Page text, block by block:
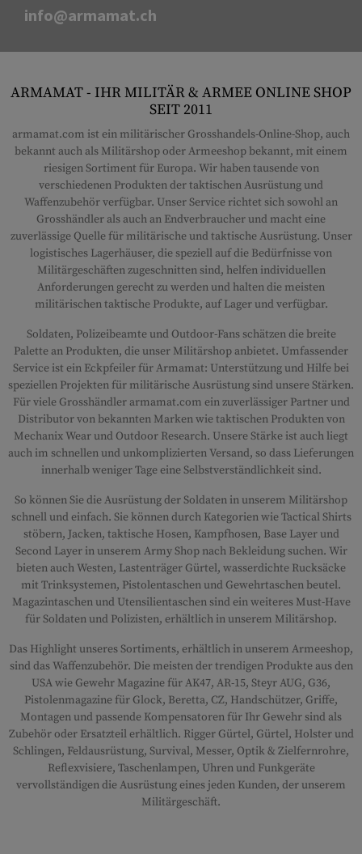
info@armamat.ch
ARMAMAT - IHR MILITÄR & ARMEE ONLINE SHOP
SEIT 2011
armamat.com ist ein militärischer Grosshandels-Online-Shop, auch
bekannt auch als Militärshop oder Armeeshop bekannt, mit einem
riesigen Sortiment für Europa. Wir haben tausende von
verschiedenen Produkten der taktischen Ausrüstung und
Waffenzubehör verfügbar. Unser Service richtet sich sowohl an
Grosshändler als auch an Endverbraucher und macht eine
zuverlässige Quelle für militärische und taktische Ausrüstung. Unser
logistisches Lagerhäuser, die speziell auf die Bedürfnisse von
Militärgeschäften zugeschnitten sind, helfen individuellen
Anforderungen gerecht zu werden und halten die meisten
militärischen taktische Produkte, auf Lager und verfügbar.
Soldaten, Polizeibeamte und Outdoor-Fans schätzen die breite
Palette an Produkten, die unser Militärshop anbietet. Umfassender
Service ist ein Eckpfeiler für Armamat: Unterstützung und Hilfe bei
speziellen Projekten für militärische Ausrüstung sind unsere Stärken.
Für viele Grosshändler armamat.com ein zuverlässiger Partner und
Distributor von bekannten Marken wie taktischen Produkten von
Mechanix Wear und Outdoor Research. Unsere Stärke ist auch liegt
auch im schnellen und unkomplizierten Versand, so dass Lieferungen
innerhalb weniger Tage eine Selbstverständlichkeit sind.
So können Sie die Ausrüstung der Soldaten in unserem Militärshop
schnell und einfach. Sie können durch Kategorien wie Tactical Shirts
stöbern, Jacken, taktische Hosen, Kampfhosen, Base Layer und
Second Layer in unserem Army Shop nach Bekleidung suchen. Wir
bieten auch Westen, Lastenträger Gürtel, wasserdichte Rucksäcke
mit Trinksystemen, Pistolentaschen und Gewehrtaschen beutel.
Magazintaschen und Utensilientaschen sind ein weiteres Must-Have
für Soldaten und Polizisten, erhältlich in unserem Militärshop.
Das Highlight unseres Sortiments, erhältlich in unserem Armeeshop,
sind das Waffenzubehör. Die meisten der trendigen Produkte aus den
USA wie Gewehr Magazine für AK47, AR-15, Steyr AUG, G36,
Pistolenmagazine für Glock, Beretta, CZ, Handschützer, Griffe,
Montagen und passende Kompensatoren für Ihr Gewehr sind als
Zubehör oder Ersatzteil erhältlich. Rigger Gürtel, Gürtel, Holster und
Schlingen, Feldausrüstung, Survival, Messer, Optik & Zielfernrohre,
Reflexvisiere, Taschenlampen, Uhren und Funkgeräte
vervollständigen die Ausrüstung eines jeden Kunden, der unserem
Militärgeschäft.